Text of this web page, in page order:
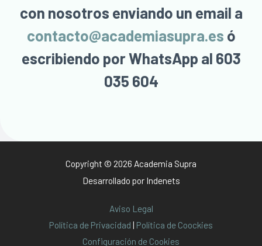
con nosotros enviando un email a
contacto@academiasupra.es ó
escribiendo por WhatsApp al 603
035 604
Copyright © 2026 Academia Supra
Desarrollado por Indenets
Aviso Legal
Política de Privacidad | Política de Coockies
Configuración de Cookies